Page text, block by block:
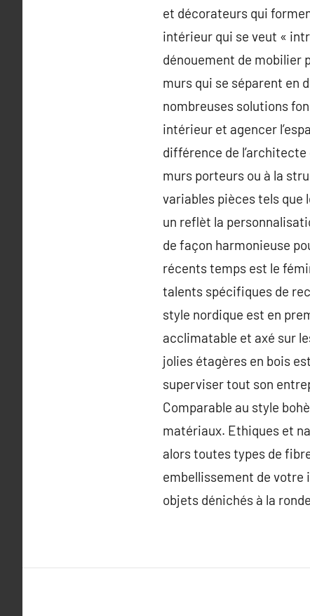
et décorateurs qui
intérieur qui se veut «
dénouement de mobilier
murs qui se séparent en
nombreuses solutions
intérieur et agencer
différence de
murs porteurs ou à la
variables pièces tels que
un reflèt la
de façon harmonieuse
récents temps est le
talents spécifiques de
style nordique est en
acclimatable et axé sur
jolies étagères en bois
superviser tout son
Comparable au style
matériaux. Ethiques et
alors toutes types de
embellissement de votre
objets dénichés à la